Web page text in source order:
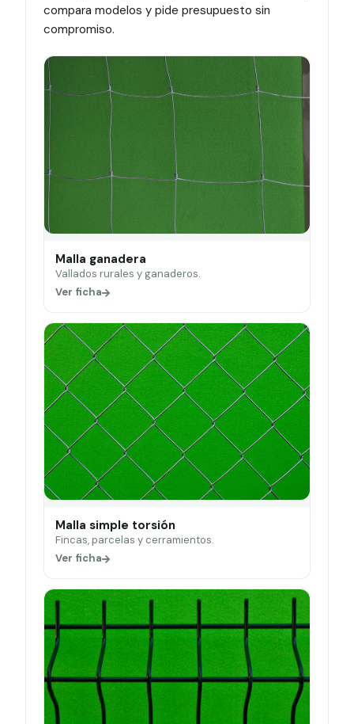
compara modelos y pide presupuesto sin
compromiso.
Malla ganadera
Vallados rurales y ganaderos.
Ver ficha
Malla simple torsión
Fincas, parcelas y cerramientos.
Ver ficha